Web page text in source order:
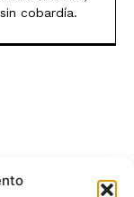
cobardía.